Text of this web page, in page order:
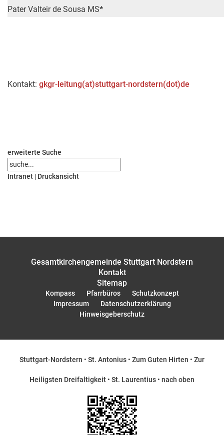
Pater Valteir de Sousa MS*
Kontakt: gkgr-leitung(at)stuttgart-nordstern(dot)de
erweiterte Suche
Intranet | Druckansicht
Gesamtkirchengemeinde Stuttgart Nordstern
Kontakt
Sitemap
Kompass Pfarrbüros
Schutzkonzept
Impressum
Datenschutzerklärung
Hinweisgeberschutz
Stuttgart-Nordstern • St. Antonius • Zum Guten Hirten • Zur
Heiligsten Dreifaltigkeit • St. Laurentius • nach oben